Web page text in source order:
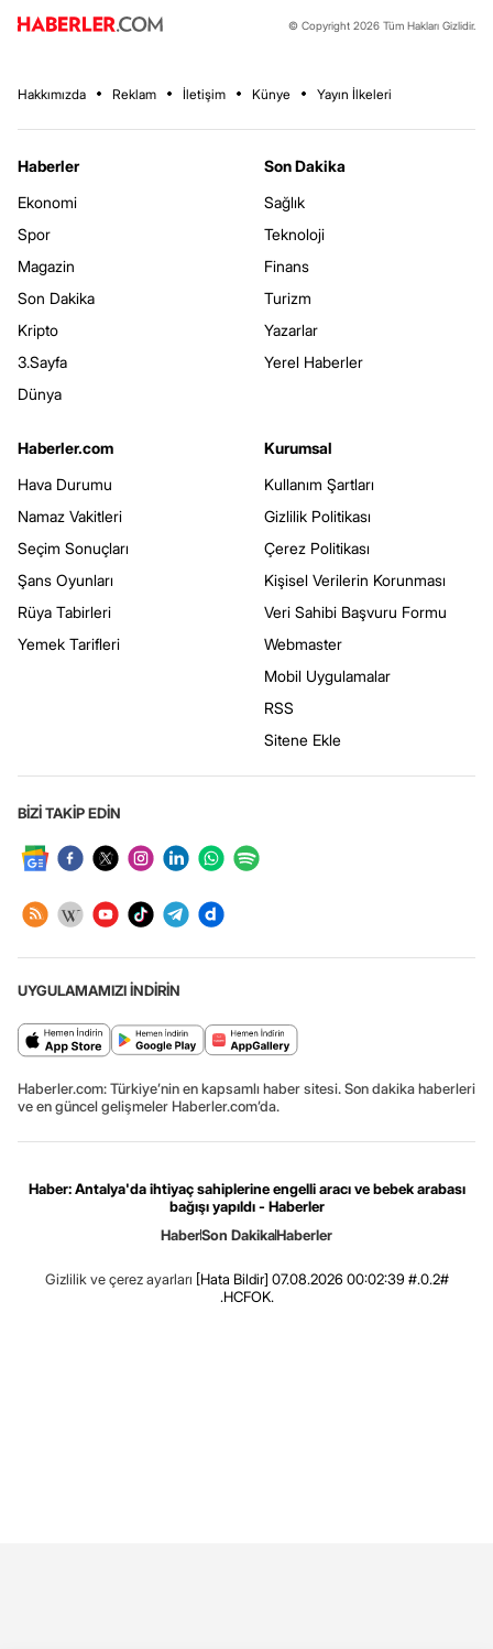
© Copyright 2026 Tüm Hakları Gizlidir.
Hakkımızda Reklam İletişim Künye Yayın İlkeleri
Haberler
Ekonomi
Spor
Magazin
Son Dakika
Kripto
3.Sayfa
Dünya
Son Dakika
Sağlık
Teknoloji
Finans
Turizm
Yazarlar
Yerel Haberler
Haberler.com
Hava Durumu
Namaz Vakitleri
Seçim Sonuçları
Şans Oyunları
Rüya Tabirleri
Yemek Tarifleri
Kurumsal
Kullanım Şartları
Gizlilik Politikası
Çerez Politikası
Kişisel Verilerin Korunması
Veri Sahibi Başvuru Formu
Webmaster
Mobil Uygulamalar
RSS
Sitene Ekle
BİZİ TAKİP EDİN
UYGULAMAMIZI İNDİRİN
Haberler.com: Türkiye’nin en kapsamlı haber sitesi. Son dakika haberleri
ve en güncel gelişmeler Haberler.com’da.
Haber: Antalya'da ihtiyaç sahiplerine engelli aracı ve bebek arabası
bağışı yapıldı - Haberler
HaberSon DakikaHaberler
Gizlilik ve çerez ayarları [Hata Bildir] 07.08.2026 00:02:39 #.0.2#
.HCFOK.